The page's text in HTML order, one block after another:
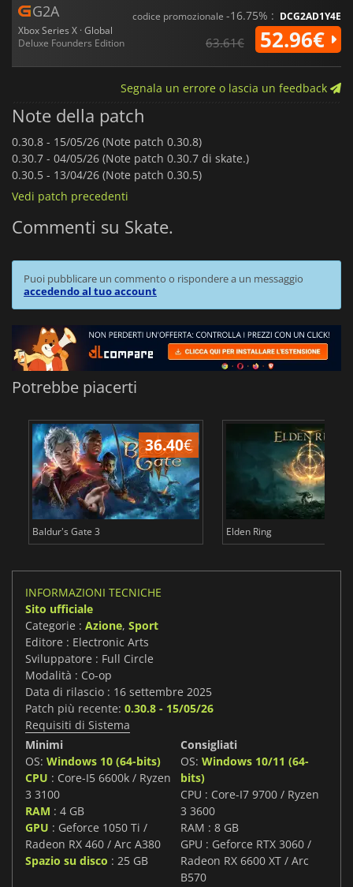
G2A
Xbox Series X · Global
Deluxe Founders Edition
codice promozionale -16.75% : DCG2AD1Y4E
63.61€ 52.96€
Segnala un errore o lascia un feedback
Note della patch
0.30.8 - 15/05/26 (Note patch 0.30.8)
0.30.7 - 04/05/26 (Note patch 0.30.7 di skate.)
0.30.5 - 13/04/26 (Note patch 0.30.5)
Vedi patch precedenti
Commenti su Skate.
Puoi pubblicare un commento o rispondere a un messaggio
accedendo al tuo account
Potrebbe piacerti
36.40€
Baldur's Gate 3 Elden Ring
INFORMAZIONI TECNICHE
Sito ufficiale
Categorie : Azione, Sport
Editore : Electronic Arts
Sviluppatore : Full Circle
Modalità : Co-op
Data di rilascio : 16 settembre 2025
Patch più recente: 0.30.8 - 15/05/26
Requisiti di Sistema
Minimi
OS: Windows 10 (64-bits)
CPU : Core-I5 6600k / Ryzen
3 3100
RAM : 4 GB
GPU : Geforce 1050 Ti /
Radeon RX 460 / Arc A380
Spazio su disco : 25 GB
Consigliati
OS: Windows 10/11 (64-
bits)
CPU : Core-I7 9700 / Ryzen
3 3600
RAM : 8 GB
GPU : Geforce RTX 3060 /
Radeon RX 6600 XT / Arc
B570